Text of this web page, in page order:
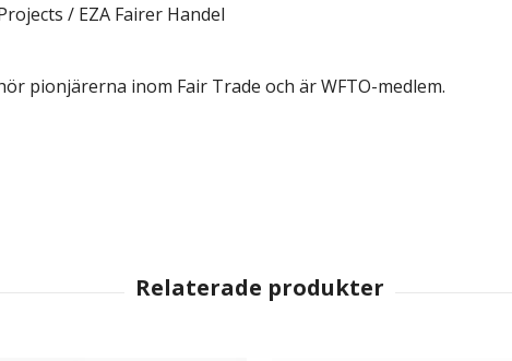
/ EZA Fairer Handel
pionjärerna inom Fair Trade och är WFTO-medlem.